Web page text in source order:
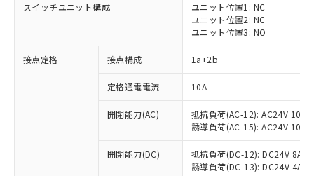
スイッチユニット構成
ユニット位置1: NC
ユニット位置2: NC
ユニット位置3: NO
接点定格 接点構成 1a+2b
定格通電電流 10A
開閉能力(AC)
抵抗負荷(AC-12): AC24V 10A/
誘導負荷(AC-15): AC24V
開閉能力(DC)
抵抗負荷(DC-12): DC24V 8A/
誘導負荷(DC-13): DC24V 4A/
ご利用条件
対応済み：EU RoHS指令（10物質）の
非含有に対応した製品が提供可能な商品で
有に対応した製品に切り替える予定のある